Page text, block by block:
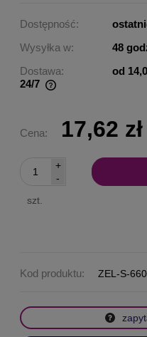
Dostępność:
Wysyłka w:
48
Dostawa:
od
24/7
Cena: 17,62 zł
-
+
szt.
Kod produktu: ZEL-S-